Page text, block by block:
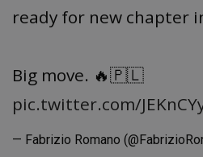
ready for new chapter
Big move. 🔥🇵🇱
pic.twitter.com/
— Fabrizio Romano